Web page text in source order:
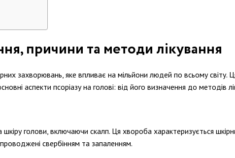
причини та методи лікування
захворювань, яке впливає на мільйони людей по всьому
аспекти псоріазу на голові: від його визначення до методів
шкіру голови, включаючи скалп. Ця хвороба характеризується
свербінням та запаленням.